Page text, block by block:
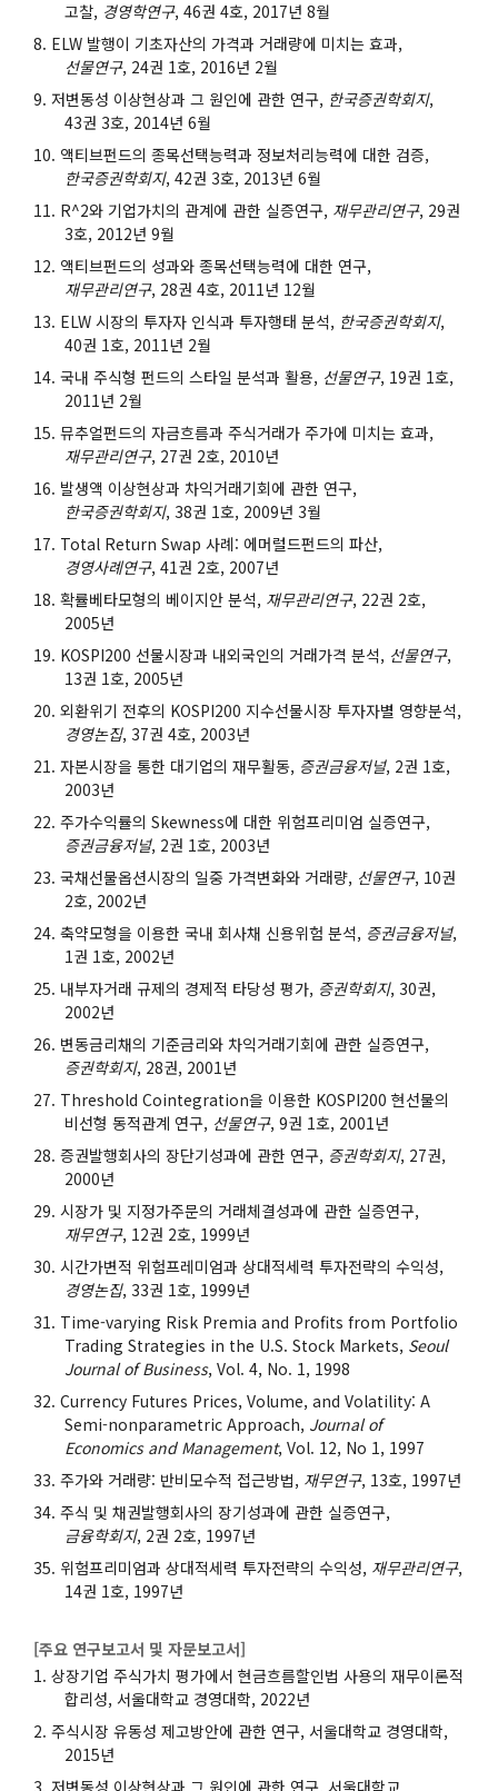
고찰, 경영학연구, 46권 4호, 2017년 8월
ELW 발행이 기초자산의 가격과 거래량에 미치는 효과,
선물연구, 24권 1호, 2016년 2월
저변동성 이상현상과 그 원인에 관한 연구, 한국증권학회지,
43권 3호, 2014년 6월
액티브펀드의 종목선택능력과 정보처리능력에 대한 검증,
한국증권학회지, 42권 3호, 2013년 6월
R^2와 기업가치의 관계에 관한 실증연구, 재무관리연구, 29권
3호, 2012년 9월
액티브펀드의 성과와 종목선택능력에 대한 연구,
재무관리연구, 28권 4호, 2011년 12월
ELW 시장의 투자자 인식과 투자행태 분석, 한국증권학회지,
40권 1호, 2011년 2월
국내 주식형 펀드의 스타일 분석과 활용, 선물연구, 19권 1호,
2011년 2월
뮤추얼펀드의 자금흐름과 주식거래가 주가에 미치는 효과,
재무관리연구, 27권 2호, 2010년
발생액 이상현상과 차익거래기회에 관한 연구,
한국증권학회지, 38권 1호, 2009년 3월
Total Return Swap 사례: 에머럴드펀드의 파산,
경영사례연구, 41권 2호, 2007년
확률베타모형의 베이지안 분석, 재무관리연구, 22권 2호,
2005년
KOSPI200 선물시장과 내외국인의 거래가격 분석, 선물연구,
13권 1호, 2005년
외환위기 전후의 KOSPI200 지수선물시장 투자자별 영향분석,
경영논집, 37권 4호, 2003년
자본시장을 통한 대기업의 재무활동, 증권금융저널, 2권 1호,
2003년
주가수익률의 Skewness에 대한 위험프리미엄 실증연구,
증권금융저널, 2권 1호, 2003년
국채선물옵션시장의 일중 가격변화와 거래량, 선물연구, 10권
2호, 2002년
축약모형을 이용한 국내 회사채 신용위험 분석, 증권금융저널,
1권 1호, 2002년
내부자거래 규제의 경제적 타당성 평가, 증권학회지, 30권,
2002년
변동금리채의 기준금리와 차익거래기회에 관한 실증연구,
증권학회지, 28권, 2001년
Threshold Cointegration을 이용한 KOSPI200 현선물의
비선형 동적관계 연구, 선물연구, 9권 1호, 2001년
증권발행회사의 장단기성과에 관한 연구, 증권학회지, 27권,
2000년
시장가 및 지정가주문의 거래체결성과에 관한 실증연구,
재무연구, 12권 2호, 1999년
시간가변적 위험프레미엄과 상대적세력 투자전략의 수익성,
경영논집, 33권 1호, 1999년
Time-varying Risk Premia and Profits from Portfolio
Trading Strategies in the U.S. Stock Markets, Seoul
Journal of Business, Vol. 4, No. 1, 1998
Currency Futures Prices, Volume, and Volatility: A
Semi-nonparametric Approach, Journal of
Economics and Management, Vol. 12, No 1, 1997
주가와 거래량: 반비모수적 접근방법, 재무연구, 13호, 1997년
주식 및 채권발행회사의 장기성과에 관한 실증연구,
금융학회지, 2권 2호, 1997년
위험프리미엄과 상대적세력 투자전략의 수익성, 재무관리연구,
14권 1호, 1997년
[주요 연구보고서 및 자문보고서]
상장기업 주식가치 평가에서 현금흐름할인법 사용의 재무이론적
합리성, 서울대학교 경영대학, 2022년
주식시장 유동성 제고방안에 관한 연구, 서울대학교 경영대학,
2015년
저변동성 이상현상과 그 원인에 관한 연구, 서울대학교